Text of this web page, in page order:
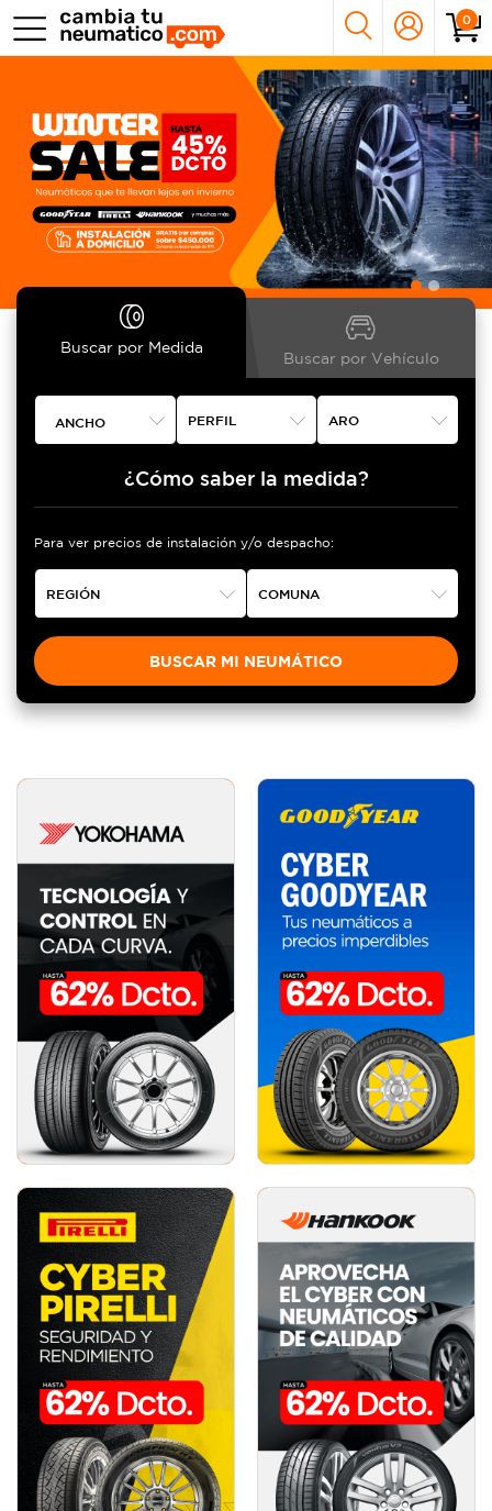
0
Buscar por Medida
Buscar por Vehículo
ANCHO
Para ver precios de instalación y/o despacho:
BUSCAR MI NEUMÁTICO
¿Cómo saber la medida?
neumático y ver cual requiere exactamente.